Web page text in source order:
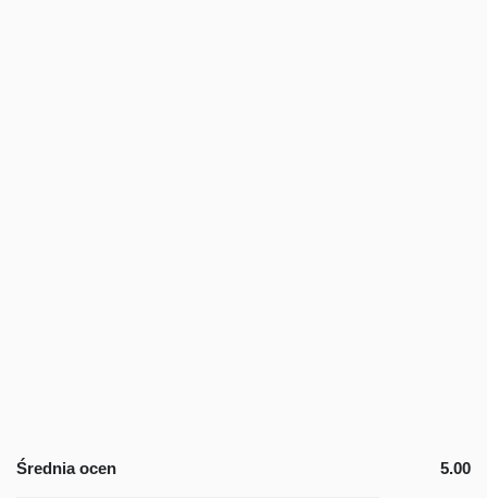
Średnia ocen 5.00